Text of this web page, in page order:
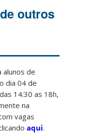
outros
alunos de
dia 04 de
14:30 as 18h,
na
vagas
aqui.